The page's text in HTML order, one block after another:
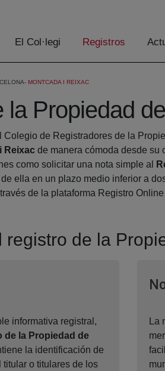
El Col·legi Registros
MONTCADA I REIXAC
la Propiedad
de Registradores de la
Reixac de manera cómoda desde su
como solicitar una nota simple al
ella en un plazo medio inferior a
de la plataforma Registro
registro de la
nueva
informativa registral,
de la Propiedad de
la identificación de
titular o titulares de los